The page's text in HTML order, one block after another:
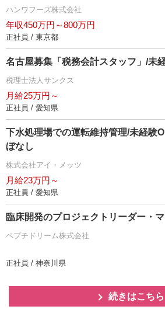
ハンワフーズ株式会社
年収450万円～800万円
正社員 / 東京都
名古屋募集「税務会計スタッフ」/未
税理士法人サンクス
月給25万円～
正社員 / 愛知県
下水処理場での運転維持管理/未経験
ぼなし
株式会社アイ・メッツ
月給23万円～
正社員 / 愛知県
臨床開発のプロジェクトリーダー・
ペプチドリーム株式会社
正社員 / 神奈川県
続きはこちら